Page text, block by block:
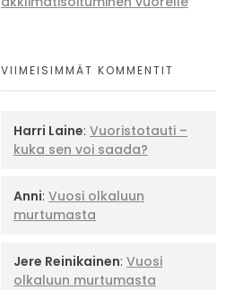
VIIMEISIMMÄT KOMMENTIT
Harri Laine: Vuoristotauti –
kuka sen voi saada?
Anni: Vuosi olkaluun
murtumasta
Jere Reinikainen: Vuosi
olkaluun murtumasta